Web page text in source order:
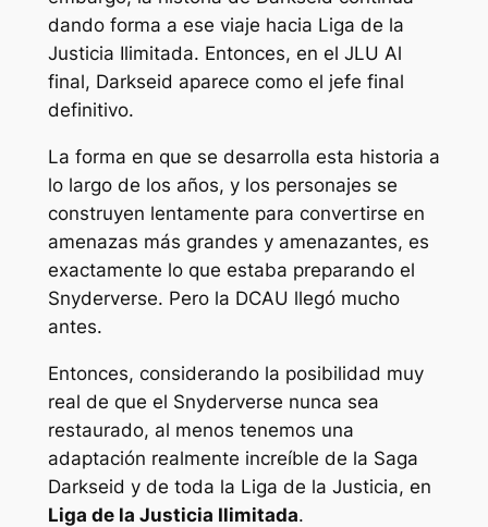
dando forma a ese viaje hacia Liga de la
Justicia Ilimitada. Entonces, en el JLU Al
final, Darkseid aparece como el jefe final
definitivo.
La forma en que se desarrolla esta historia a
lo largo de los años, y los personajes se
construyen lentamente para convertirse en
amenazas más grandes y amenazantes, es
exactamente lo que estaba preparando el
Snyderverse. Pero la DCAU llegó mucho
antes.
Entonces, considerando la posibilidad muy
real de que el Snyderverse nunca sea
restaurado, al menos tenemos una
adaptación realmente increíble de la Saga
Darkseid y de toda la Liga de la Justicia, en
Liga de la Justicia Ilimitada.